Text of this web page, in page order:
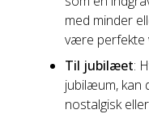
med minder
være perfekte
Til jubilæet:
jubilæum, kan
nostalgisk